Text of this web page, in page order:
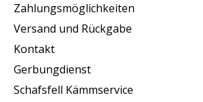
Zahlungsmöglichkeiten
Versand und Rückgabe
Kontakt
Gerbungdienst
Schafsfell Kämmservice